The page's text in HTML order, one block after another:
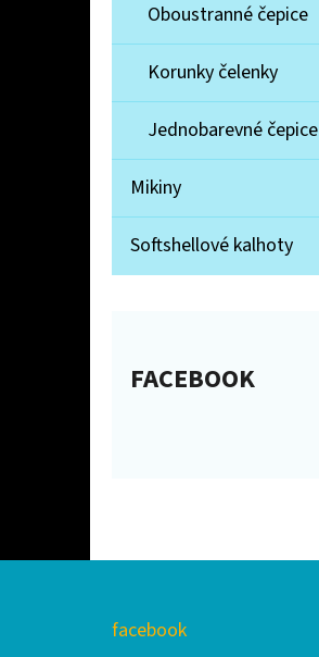
Oboustranné čepice
Korunky čelenky
Jednobarevné čepice
Mikiny
Softshellové kalhoty
FACEBOOK
facebook